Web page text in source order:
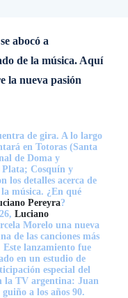
se abocó a
de la música. Aquí
la nueva pasión
de gira. A lo largo
en Totoras (Santa
de Doma y
Cosquín y
los detalles acerca de
música. ¿En qué
Pereyra?
Luciano
Morelo una nueva
de las canciones más
lanzamiento fue
en un estudio de
especial del
la TV argentina: Juan
a los años 90.